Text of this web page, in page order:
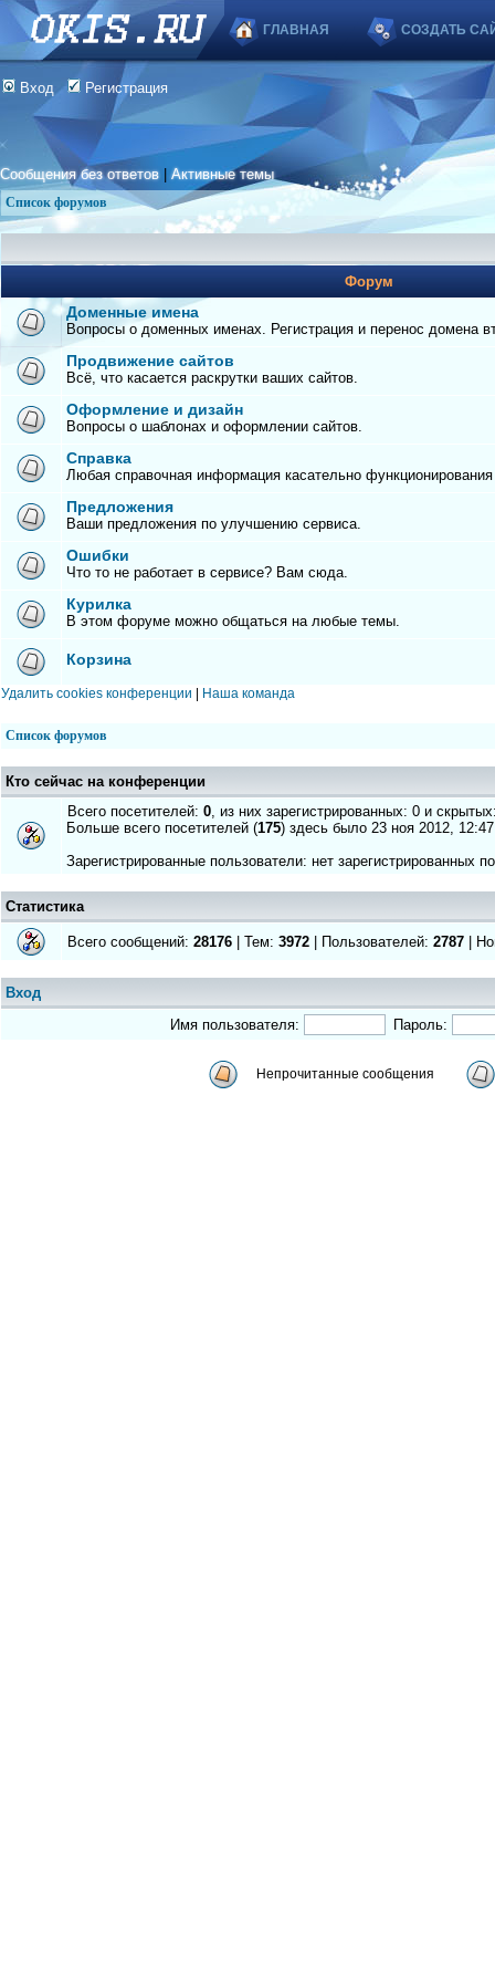
ГЛАВНАЯ СОЗДАТЬ
Вход Регистрация
Сообщения без ответов |Активные темы
Список форумов
Форум
Доменные имена
Вопросы о доменных именах. Регистрация и перенос домена
Продвижение сайтов
Всё, что касается раскрутки ваших сайтов.
Оформление и дизайн
Вопросы о шаблонах и оформлении сайтов.
Справка
Любая справочная информация касательно
Предложения
Ваши предложения по улучшению сервиса.
Ошибки
Что то не работает в сервисе? Вам сюда.
Курилка
В этом форуме можно общаться на любые темы.
Корзина
Удалить cookies конференции Наша команда
Список форумов
Кто сейчас на конференции
Всего посетителей: 0, из них зарегистрированных: 0 и
Больше всего посетителей (175) здесь было 23 ноя 2012, 12:47
Зарегистрированные пользователи: нет зарегистрированных
Статистика
Всего сообщений: 28176 | Тем: 3972 | Пользователей: 2787 |
Вход
Имя пользователя:
Пароль:
Непрочитанные сообщения